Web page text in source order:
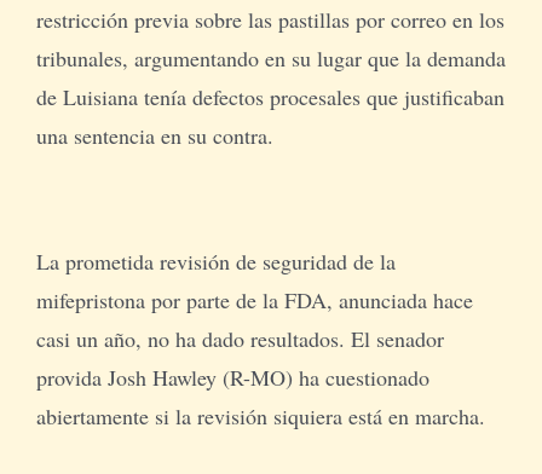
restricción previa sobre las pastillas por correo en los
tribunales, argumentando en su lugar que la demanda
de Luisiana tenía defectos procesales que justificaban
una sentencia en su contra.
La prometida revisión de seguridad de la
mifepristona por parte de la FDA, anunciada hace
casi un año, no ha dado resultados. El senador
provida Josh Hawley (R-MO) ha cuestionado
abiertamente si la revisión siquiera está en marcha.